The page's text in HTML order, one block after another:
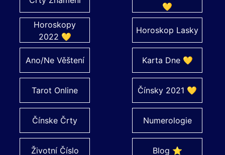
💛
Horoskopy
2022 💛
Horoskop Lasky
Ano/Ne Věštení Karta Dne 💛
Tarot Online Čínsky 2021 💛
Čínske Črty Numerologie
Životní Číslo Blog ⭐